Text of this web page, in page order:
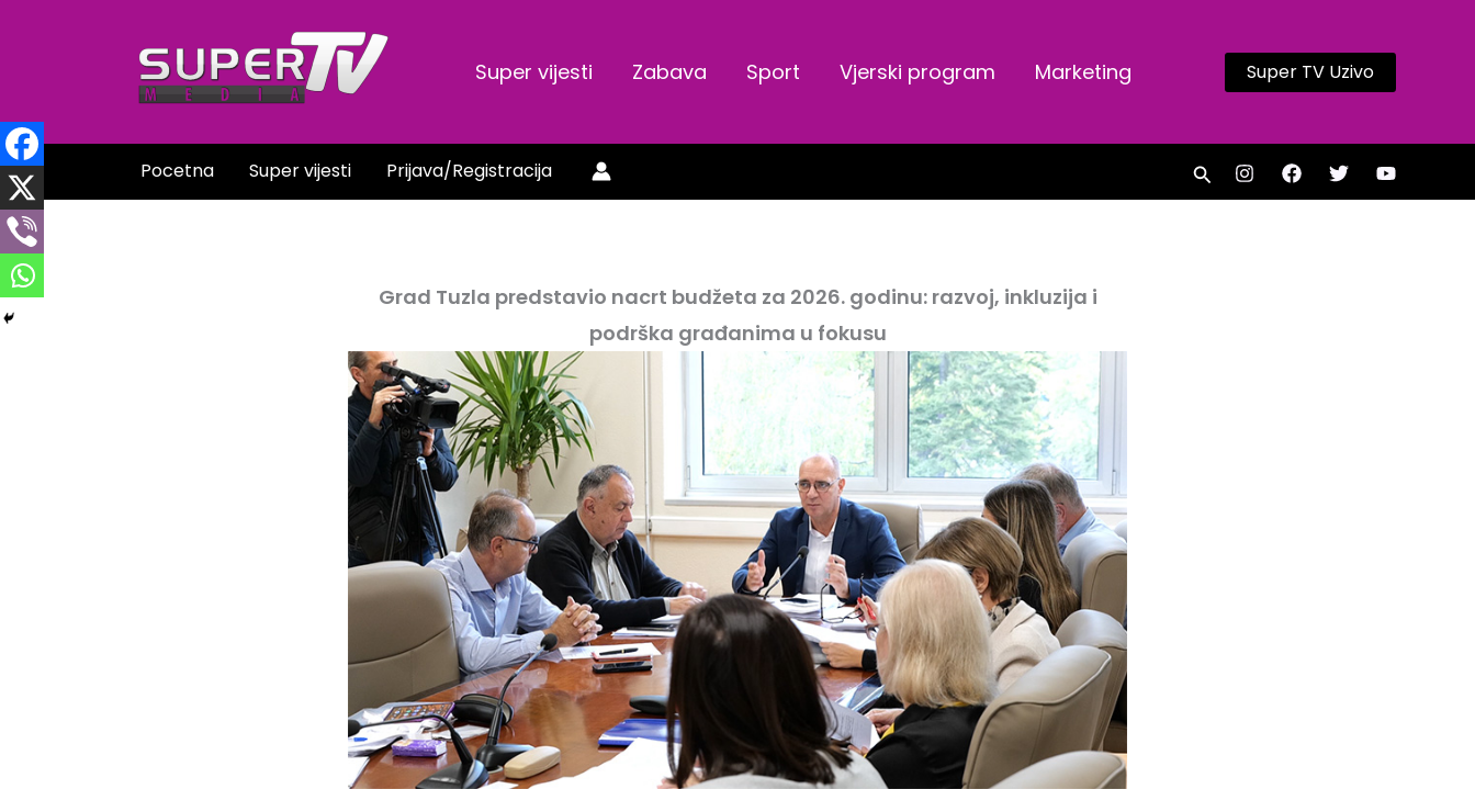
Super vijesti Zabava Sport Vjerski program Marketing Super TV Uzivo
Pocetna Super vijesti Prijava/Registracija Search
Grad Tuzla predstavio nacrt budžeta za 2026. godinu: razvoj, inkluzija i
podrška građanima u fokusu